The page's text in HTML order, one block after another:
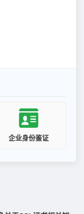
企业身份鉴证